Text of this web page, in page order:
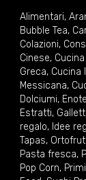
Alimentari,
Bubble Tea,
Colazioni,
Cinese,
Greca, Cucina
Messicana,
Dolciumi,
Estratti,
regalo, Idee
Tapas,
Pasta fresca,
Pop Corn,